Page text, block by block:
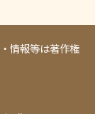
情報等は著作権